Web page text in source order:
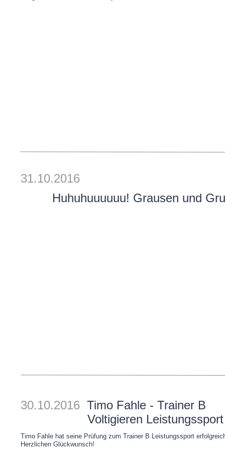
31.10.2016
Huhuhuuuuuu! Grausen und
30.10.2016 Timo Fahle - Trainer B
Voltigieren Leistungssport
Timo Fahle hat seine Prüfung zum Trainer B Leistungssport
Herzlichen Glückwunsch!